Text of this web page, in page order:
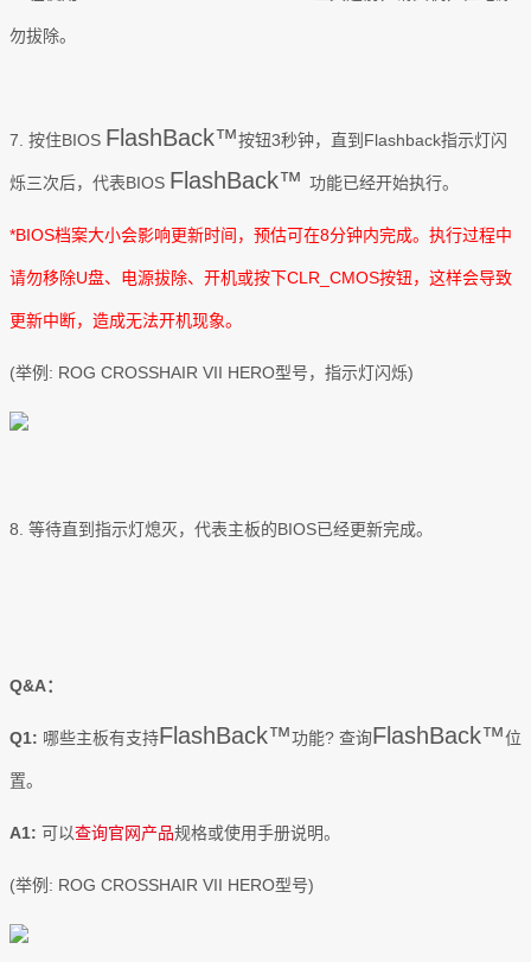
勿拔除。
7. 按住BIOS FlashBack™按钮3秒钟，直到Flashback指示灯闪
烁三次后，代表BIOS FlashBack™ 功能已经开始执行。
*BIOS档案大小会影响更新时间，预估可在8分钟内完成。执行过程中
请勿移除U盘、电源拔除、开机或按下CLR_CMOS按钮，这样会导致
更新中断，造成无法开机现象。
(举例: ROG CROSSHAIR VII HERO型号，指示灯闪烁)
8. 等待直到指示灯熄灭，代表主板的BIOS已经更新完成。
Q&A：
Q1: 哪些主板有支持FlashBack™功能? 查询FlashBack™位
置。
A1: 可以查询官网产品规格或使用手册说明。
(举例: ROG CROSSHAIR VII HERO型号)